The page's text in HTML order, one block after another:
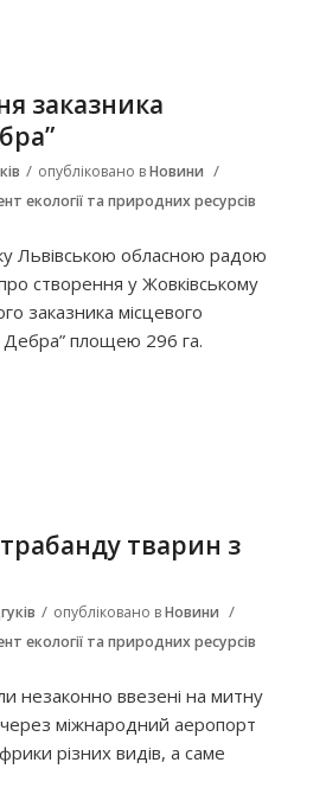
заказника
/ опубліковано вНовини /
екології та природних ресурсів
Львівською обласною радою
створення у Жовківському
заказника місцевого
Дебра” площею 296 га.
тварин з
/ опубліковано вНовини /
екології та природних ресурсів
незаконно ввезені на митну
міжнародний аеропорт
різних видів, а саме